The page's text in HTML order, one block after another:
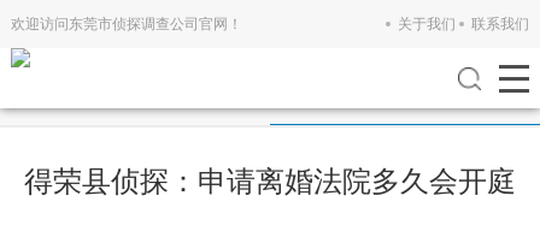
欢迎访问东莞市侦探调查公司官网！ 关于我们 联系我们
得荣县侦探：申请离婚法院多久会开庭